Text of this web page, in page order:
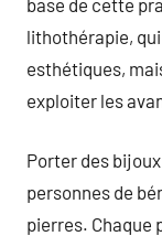
lithothérapie,
esthétiques,
exploiter les
Porter des
personnes de
pierres. Chaque